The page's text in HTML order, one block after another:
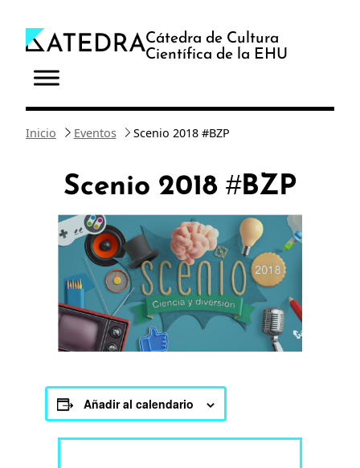
contenido
Cátedra de Cultura
Científica de la EHU
Inicio Eventos Scenio 2018 #BZP
Scenio 2018 #BZP
Añadir al calendario